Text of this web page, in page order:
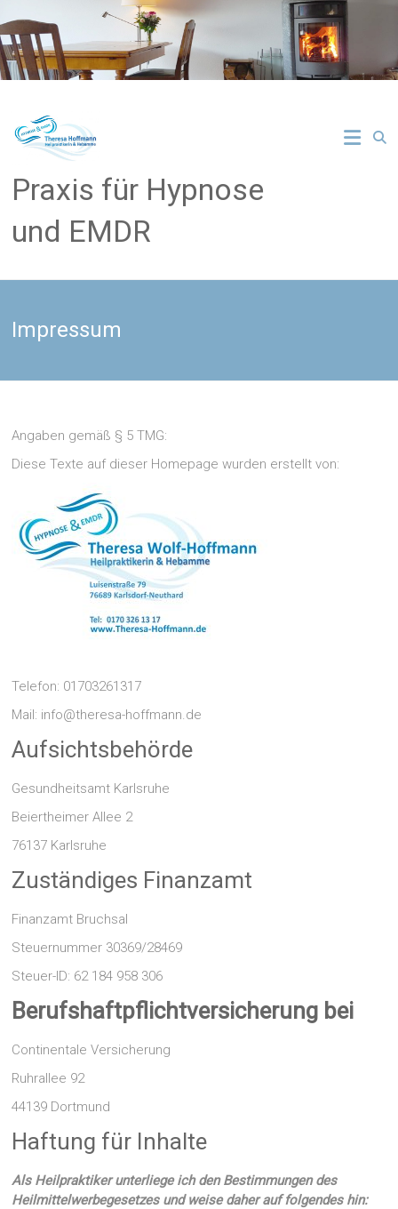
Inhalt
springen
Praxis für Hypnose
und EMDR
Impressum
Angaben gemäß § 5 TMG:
Diese Texte auf dieser Homepage wurden erstellt von:
Telefon: 01703261317
Mail: info@theresa-hoffmann.de
Aufsichtsbehörde
Gesundheitsamt Karlsruhe
Beiertheimer Allee 2
76137 Karlsruhe
Zuständiges Finanzamt
Finanzamt Bruchsal
Steuernummer 30369/28469
Steuer-ID: 62 184 958 306
Berufshaftpflichtversicherung bei
Continentale Versicherung
Ruhrallee 92
44139 Dortmund
Haftung für Inhalte
Als Heilpraktikerunterliege ich den Bestimmungen des
Heilmittelwerbegesetzes und weise daher auf folgendes hin: